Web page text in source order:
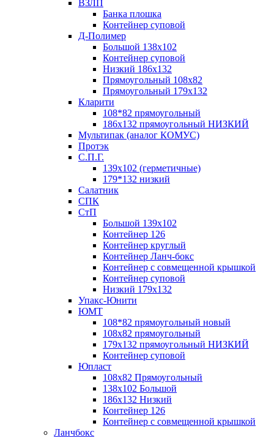
ВЗЛП
Банка плошка
Контейнер суповой
Д-Полимер
Большой 138х102
Контейнер суповой
Низкий 186х132
Прямоугольный 108х82
Прямоугольный 179х132
Кларити
108*82 прямоугольный
186х132 прямоугольный НИЗКИЙ
Мультипак (аналог КОМУС)
Протэк
С.П.Г.
139х102 (герметичные)
179*132 низкий
Салатник
СПК
СтП
Большой 139х102
Контейнер 126
Контейнер круглый
Контейнер Ланч-бокс
Контейнер с совмещенной крышкой
Контейнер суповой
Низкий 179х132
Упакс-Юнити
ЮМТ
108*82 прямоугольный новый
108х82 прямоугольный
179х132 прямоугольный НИЗКИЙ
Контейнер суповой
Юпласт
108х82 Прямоугольный
138х102 Большой
186х132 Низкий
Контейнер 126
Контейнер с совмещенной крышкой
Ланчбокс